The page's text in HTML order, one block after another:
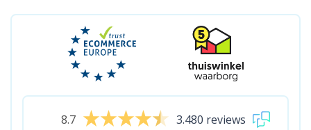
8.7 3.480 reviews